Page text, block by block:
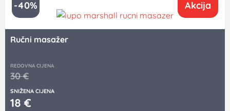
-40% Akcija
Ručni masažer
REDOVNA CIJENA
30€
SNIŽENA CIJENA
18 €